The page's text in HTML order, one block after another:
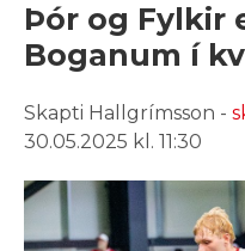
Þór og Fylkir
Boganum í
Skapti Hallgrímsson -
30.05.2025 kl. 11:30